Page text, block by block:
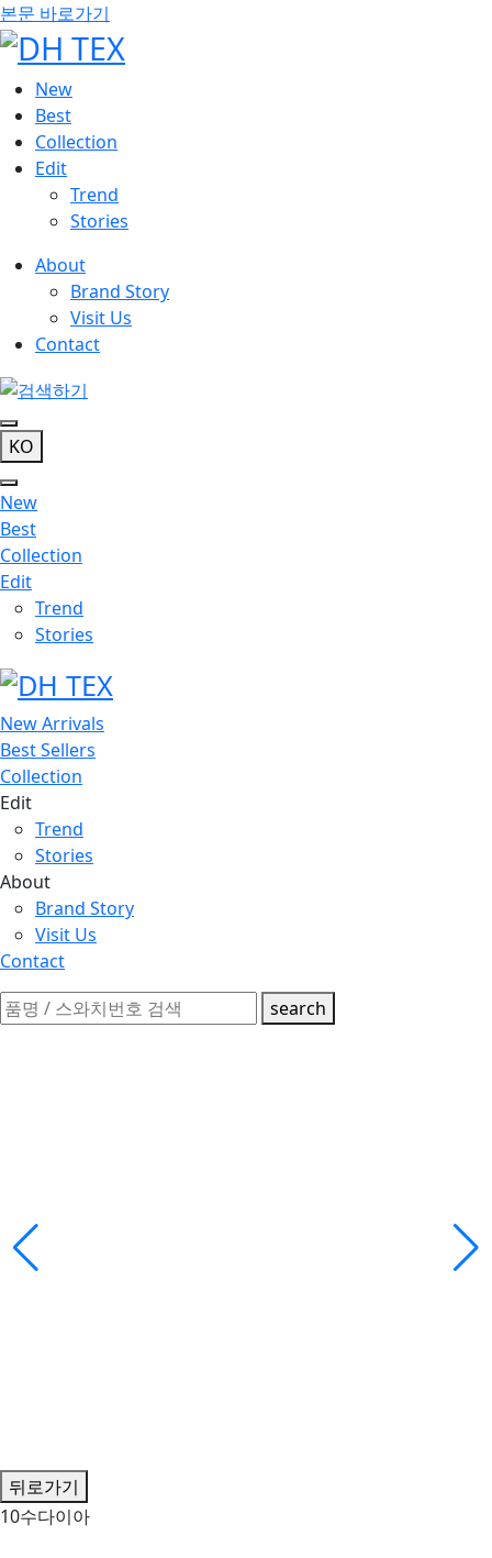
본문 바로가기
New
Best
Collection
Edit
Trend
Stories
About
Brand Story
Visit Us
Contact
KO
New
Best
Collection
Edit
Trend
Stories
New Arrivals
Best Sellers
Collection
Edit
Trend
Stories
About
Brand Story
Visit Us
Contact
search
뒤로가기
10수다이아